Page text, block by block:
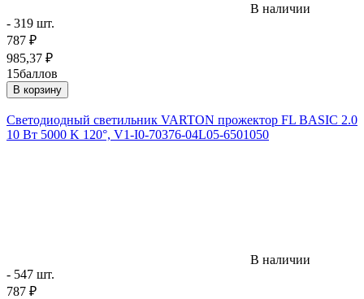
В наличии
- 319 шт.
787 ₽
985,37 ₽
15баллов
В корзину
Светодиодный светильник VARTON прожектор FL BASIC 2.0
10 Вт 5000 K 120°, V1-I0-70376-04L05-6501050
В наличии
- 547 шт.
787 ₽